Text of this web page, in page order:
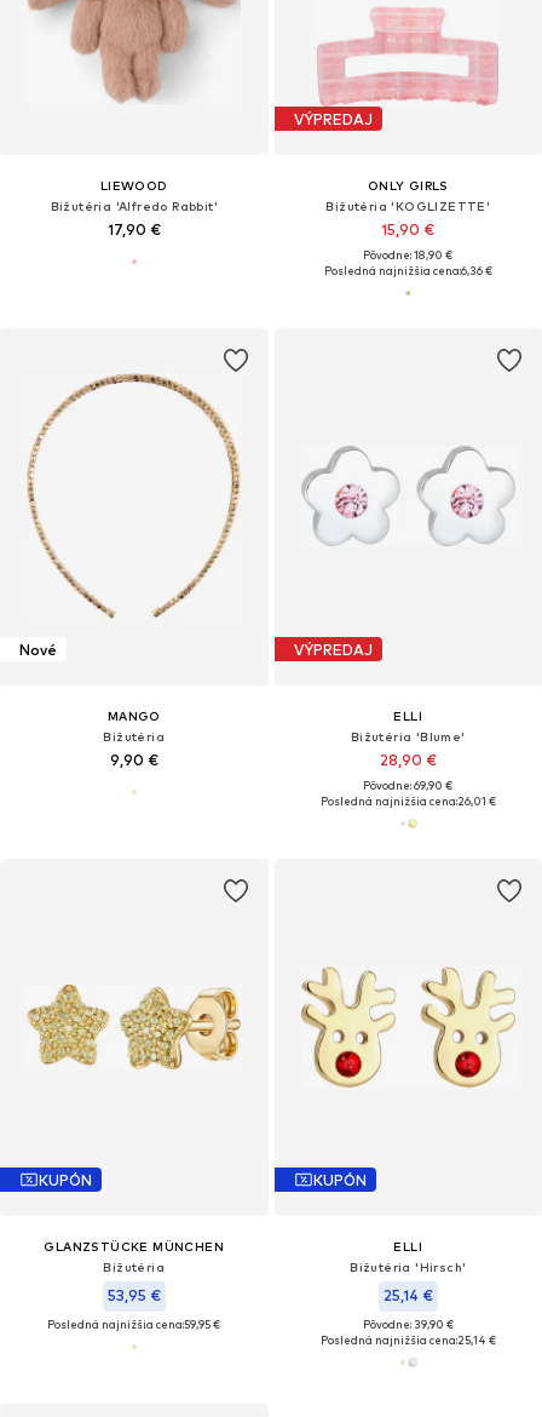
LIEWOOD
Bižutéria 'Alfredo Rabbit'
17,90 €
VÝPREDAJ
ONLY GIRLS
Bižutéria 'KOGLIZETTE'
15,90 €
Pôvodne: 18,90 €
Posledná najnižšia cena:6,36 €
Nové
MANGO
Bižutéria
9,90 €
VÝPREDAJ
ELLI
Bižutéria 'Blume'
28,90 €
Pôvodne: 69,90 €
Posledná najnižšia cena:26,01 €
KUPÓN
GLANZSTÜCKE MÜNCHEN
Bižutéria
53,95 €
Posledná najnižšia cena:59,95 €
KUPÓN
ELLI
Bižutéria 'Hirsch'
25,14 €
Pôvodne: 39,90 €
Posledná najnižšia cena:25,14 €